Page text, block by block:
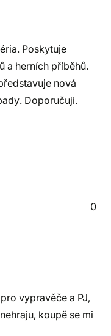
Poskytuje
a herních příběhů.
nová
Doporučuji.
0
vypravěče a PJ,
koupě se mi